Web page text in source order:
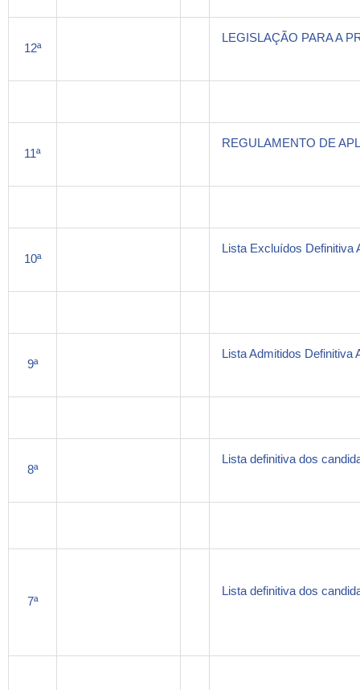
12ª
LEGISLAÇÃO PARA A
11ª
REGULAMENTO DE
10ª
Lista Excluídos Definitiva
9ª
Lista Admitidos Definitiva
8ª
Lista definitiva dos
7ª
Lista definitiva dos